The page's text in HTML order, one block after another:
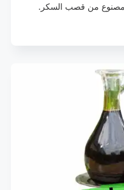
مصنوع من قصب السكر.